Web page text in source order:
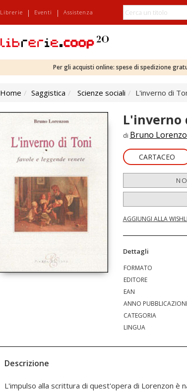
Librerie | Eventi | Assistenza
Per gli acquisti online: spese di spedizione
Home Saggistica Scienze sociali L'inverno di
L'inverno
di Bruno
CARTACEO
AGGIUNGI ALLA
Dettagli
FORMATO
EDITORE
EAN
ANNO
CATEGORIA
LINGUA
Descrizione
L'impulso alla scrittura di quest'opera di Lorenzon è
percorso scandito dalle tappe del corteggiamento di